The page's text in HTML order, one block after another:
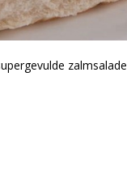
zalmsalade